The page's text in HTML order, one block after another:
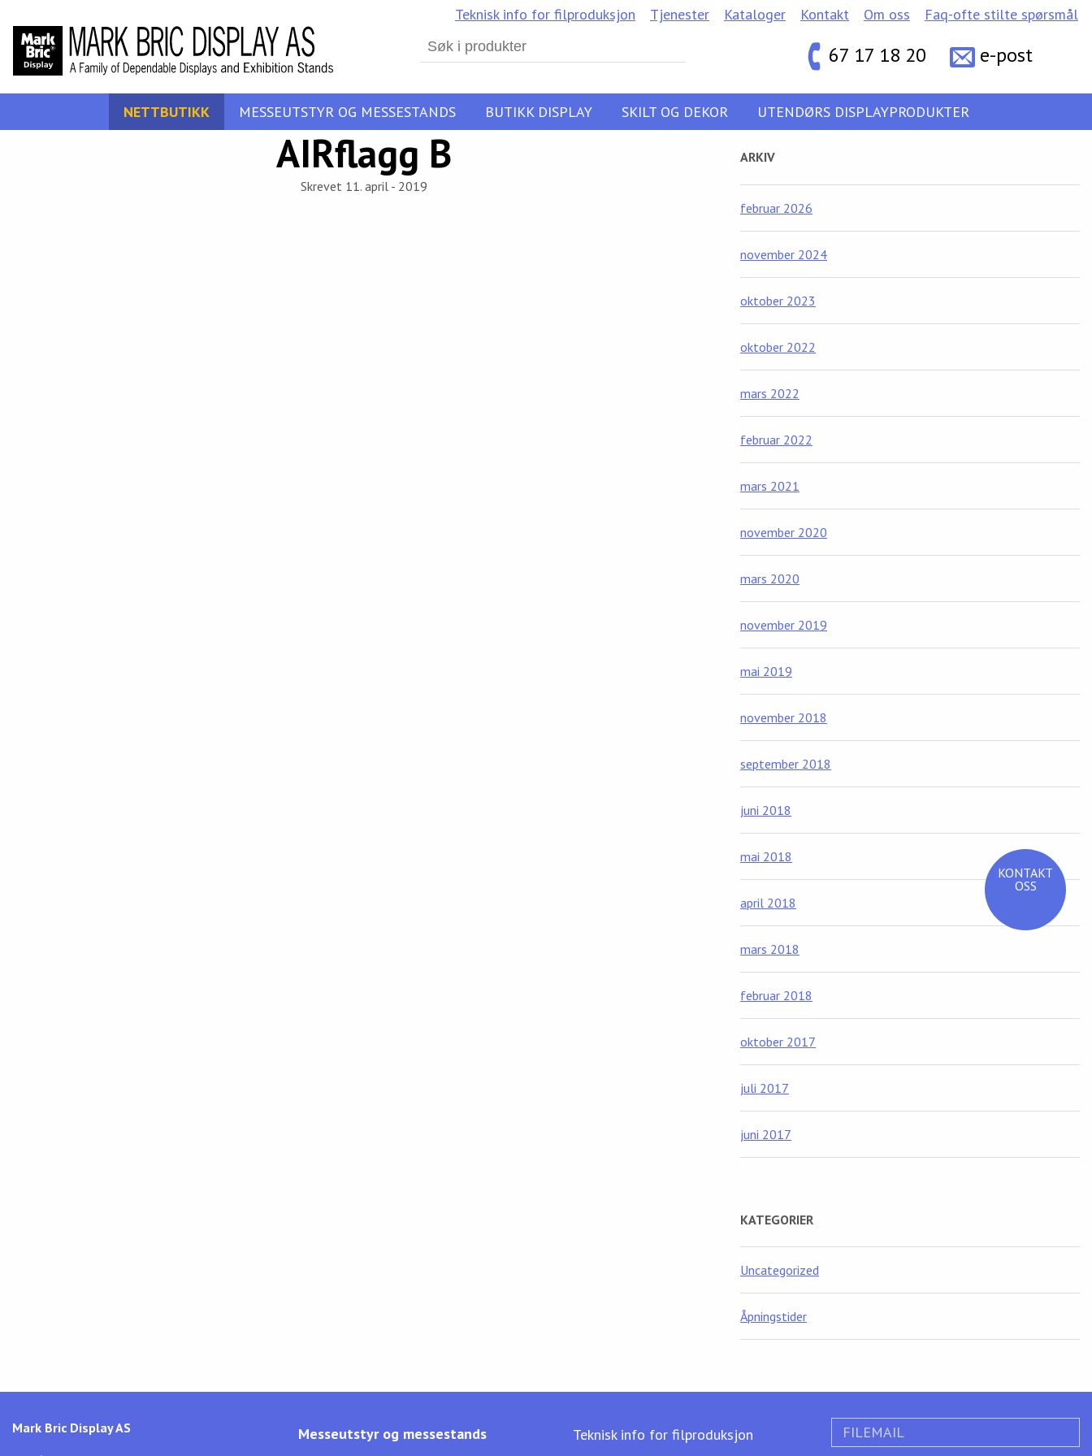
KONTAKT
OSS
Search
for:
67 17 18 20 e-post
Teknisk info for filproduksjon Tjenester Kataloger Kontakt Om oss Faq-ofte stilte spørsmål
NETTBUTIKK MESSEUTSTYR OG MESSESTANDS BUTIKK DISPLAY SKILT OG DEKOR UTENDØRS DISPLAYPRODUKTER
AIRflagg B
Skrevet 11. april - 2019
ARKIV
februar 2026
november 2024
oktober 2023
oktober 2022
mars 2022
februar 2022
mars 2021
november 2020
mars 2020
november 2019
mai 2019
november 2018
september 2018
juni 2018
mai 2018
april 2018
mars 2018
februar 2018
oktober 2017
juli 2017
juni 2017
KATEGORIER
Uncategorized
Åpningstider
Messeutstyr og messestands Teknisk info for filproduksjon FILEMAIL
Mark Bric Display AS